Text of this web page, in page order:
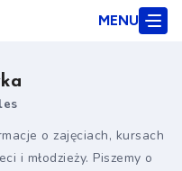
MENU
o zajęciach, kursach
i młodzieży. Piszemy o